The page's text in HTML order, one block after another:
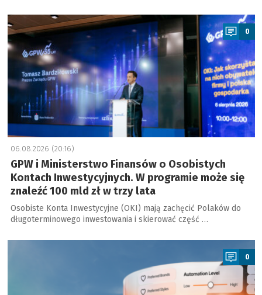
a
0
06.08.2026 (20:16)
GPW i Ministerstwo Finansów o Osobistych
Kontach Inwestycyjnych. W programie może się
znaleźć 100 mld zł w trzy lata
Osobiste Konta Inwestycyjne (OKI) mają zachęcić Polaków do
długoterminowego inwestowania i skierować część …
a
0